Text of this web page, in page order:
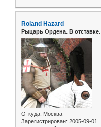
Roland Hazard
Рыцарь Ордена. В отставке.
Откуда: Москва
Зарегистрирован: 2005-09-01